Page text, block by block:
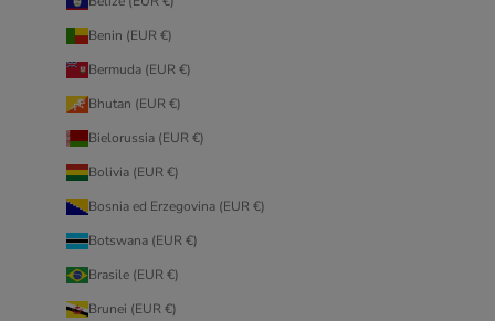
Benin (EUR €)
Bermuda (EUR €)
Bhutan (EUR €)
Bielorussia (EUR €)
Bolivia (EUR €)
Bosnia ed Erzegovina (EUR €)
Botswana (EUR €)
Brasile (EUR €)
Brunei (EUR €)